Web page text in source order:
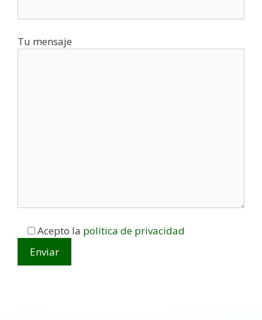
Tu mensaje
Acepto la política de privacidad